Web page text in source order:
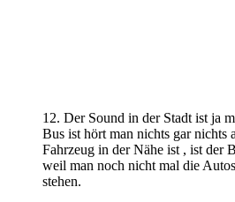
12. Der Sound in der Stadt ist ja
Bus ist hört man nichts gar nichts
Fahrzeug in der Nähe ist , ist der
weil man noch nicht mal die
stehen.